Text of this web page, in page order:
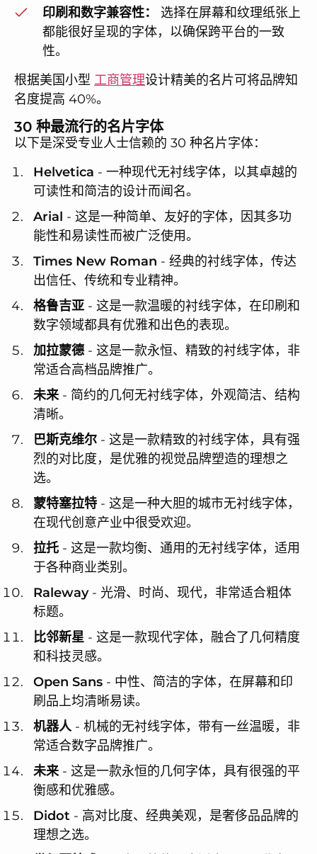
印刷和数字兼容性：
选择在屏幕和纹理纸张上
都能很好呈现的字体，以确保跨平台的一致
性。
根据美国小型 工商管理设计精美的名片可将品牌知
名度提高 40%。
30 种最流行的名片字体
以下是深受专业人士信赖的 30 种名片字体：
Helvetica - 一种现代无衬线字体，以其卓越的
可读性和简洁的设计而闻名。
Arial - 这是一种简单、友好的字体，因其多功
能性和易读性而被广泛使用。
Times New Roman - 经典的衬线字体，传达
出信任、传统和专业精神。
格鲁吉亚 - 这是一款温暖的衬线字体，在印刷和
数字领域都具有优雅和出色的表现。
加拉蒙德 - 这是一款永恒、精致的衬线字体，非
常适合高档品牌推广。
未来- 简约的几何无衬线字体，外观简洁、结构
清晰。
巴斯克维尔 - 这是一款精致的衬线字体，具有强
烈的对比度，是优雅的视觉品牌塑造的理想之
选。
蒙特塞拉特 - 这是一种大胆的城市无衬线字体，
在现代创意产业中很受欢迎。
拉托 - 这是一款均衡、通用的无衬线字体，适用
于各种商业类别。
Raleway- 光滑、时尚、现代，非常适合粗体
标题。
比邻新星 - 这是一款现代字体，融合了几何精度
和科技灵感。
Open Sans - 中性、简洁的字体，在屏幕和印
刷品上均清晰易读。
机器人- 机械的无衬线字体，带有一丝温暖，非
常适合数字品牌推广。
未来- 这是一款永恒的几何字体，具有很强的平
衡感和优雅感。
Didot - 高对比度、经典美观，是奢侈品品牌的
理想之选。